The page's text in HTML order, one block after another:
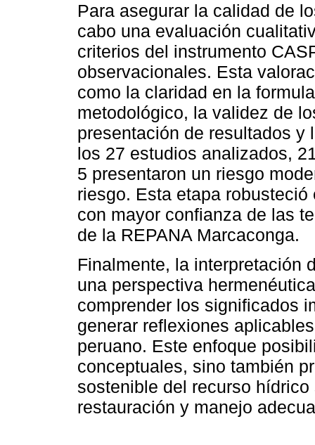
Para asegurar la calidad de
cabo una evaluación
criterios del instrumento
observacionales. Esta
como la claridad en la
metodológico, la validez de
presentación de resultados y
los 27 estudios analizados,
5 presentaron un riesgo
riesgo. Esta etapa
con mayor confianza de las
de la REPANA Marcaconga.
Finalmente, la interpretación
una perspectiva
comprender los significados
generar reflexiones
peruano. Este enfoque
conceptuales, sino también
sostenible del recurso
restauración y manejo